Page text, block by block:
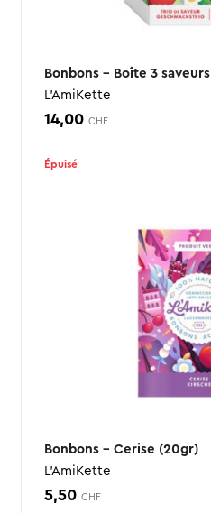
Bonbons – Boîte 3 saveurs
L'AmiKette
14,00 CHF
Épuisé
Bonbons – Cerise (20gr)
L'AmiKette
5,50 CHF